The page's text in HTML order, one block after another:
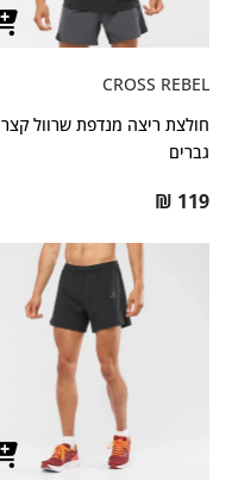
CROSS REBEL
חולצת ריצה מנדפת שרוול קצר
גברים
₪ 119